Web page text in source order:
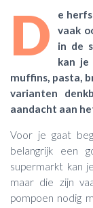
D
e
vaak
in de
kan je
muffins, pasta,
varianten
aandacht aan
Voor je gaat
belangrijk een
supermarkt kan
maar die zijn
pompoen nodig